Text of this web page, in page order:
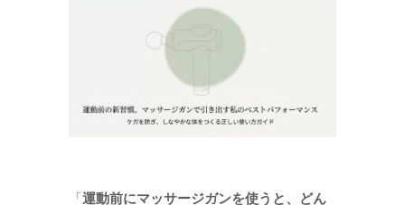
「運動前にマッサージガンを使うと、どん